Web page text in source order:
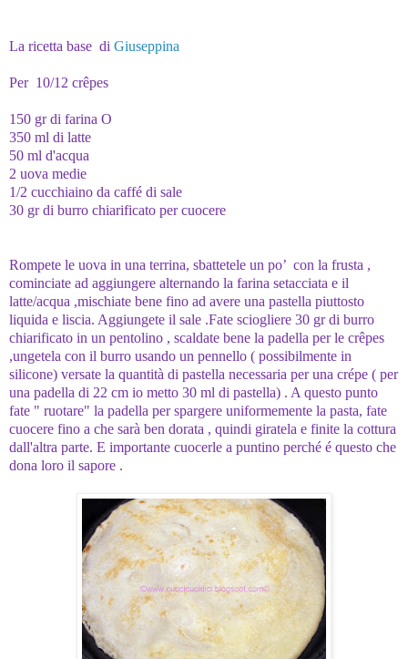
La ricetta base di Giuseppina
Per 10/12 crêpes
150 gr di farina O
350 ml di latte
50 ml d'acqua
2 uova medie
1/2 cucchiaino da caffé di sale
30 gr di burro chiarificato per cuocere
Rompete le uova in una terrina, sbattetele un po’ con la frusta ,
cominciate ad aggiungere alternando la farina setacciata e il
latte/acqua ,mischiate bene fino ad avere una pastella piuttosto
liquida e liscia. Aggiungete il sale .Fate sciogliere 30 gr di burro
chiarificato in un pentolino , scaldate bene la padella per le crêpes
,ungetela con il burro usando un pennello ( possibilmente in
silicone) versate la quantità di pastella necessaria per una crépe ( per
una padella di 22 cm io metto 30 ml di pastella) . A questo punto
fate " ruotare" la padella per spargere uniformemente la pasta, fate
cuocere fino a che sarà ben dorata , quindi giratela e finite la cottura
dall'altra parte. E importante cuocerle a puntino perché é questo che
dona loro il sapore .